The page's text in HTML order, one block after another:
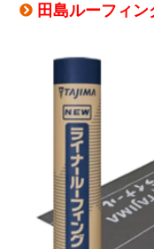
田島ルーフィ